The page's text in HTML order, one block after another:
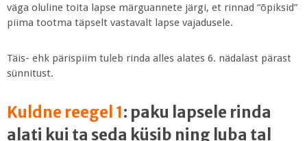
väga oluline toita lapse märguannete järgi, et rinnad “õpiksid”
piima tootma täpselt vastavalt lapse vajadusele.
Täis- ehk pärispiim tuleb rinda alles alates 6. nädalast pärast
sünnitust.
Kuldne reegel 1: paku lapsele rinda
alati kui ta seda küsib ning luba tal